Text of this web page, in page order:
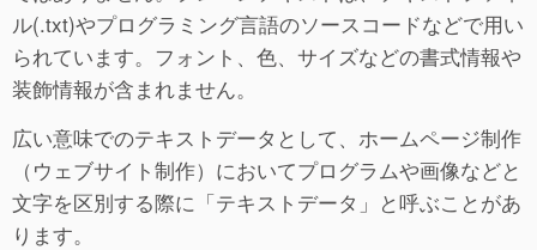
ル(.txt)やプログラミング言語のソースコードなどで用い
られています。フォント、色、サイズなどの書式情報や
装飾情報が含まれません。
広い意味でのテキストデータとして、ホームページ制作
（ウェブサイト制作）においてプログラムや画像などと
文字を区別する際に「テキストデータ」と呼ぶことがあ
ります。